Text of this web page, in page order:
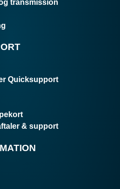
transmission
Quicksupport
& support